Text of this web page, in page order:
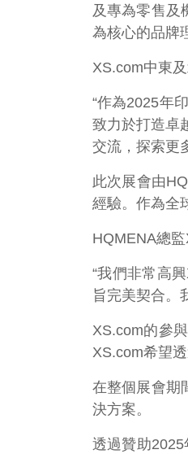
及專為零售及
為核心的品牌
XS.com中東
“作為2025年
致力於打造卓
交流，探索更
此次展會由
經驗。作為全
HQMENA總
“我們非常高
旨完美契合。
XS.com的參
XS.com希望
在整個展會期
決方案。
透過贊助